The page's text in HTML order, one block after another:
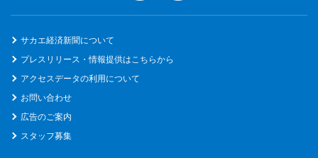
サカエ経済新聞について
プレスリリース・情報提供はこちらから
アクセスデータの利用について
お問い合わせ
広告のご案内
スタッフ募集